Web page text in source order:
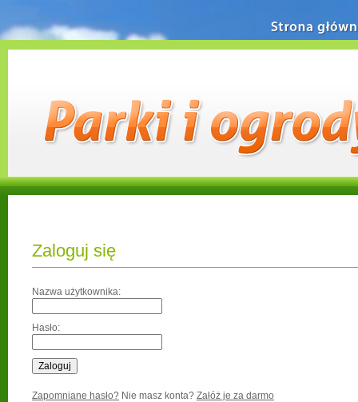
Zaloguj się
Nazwa użytkownika:
Hasło:
Zapomniane hasło? Nie masz konta? Załóż je za darmo
Strona główna